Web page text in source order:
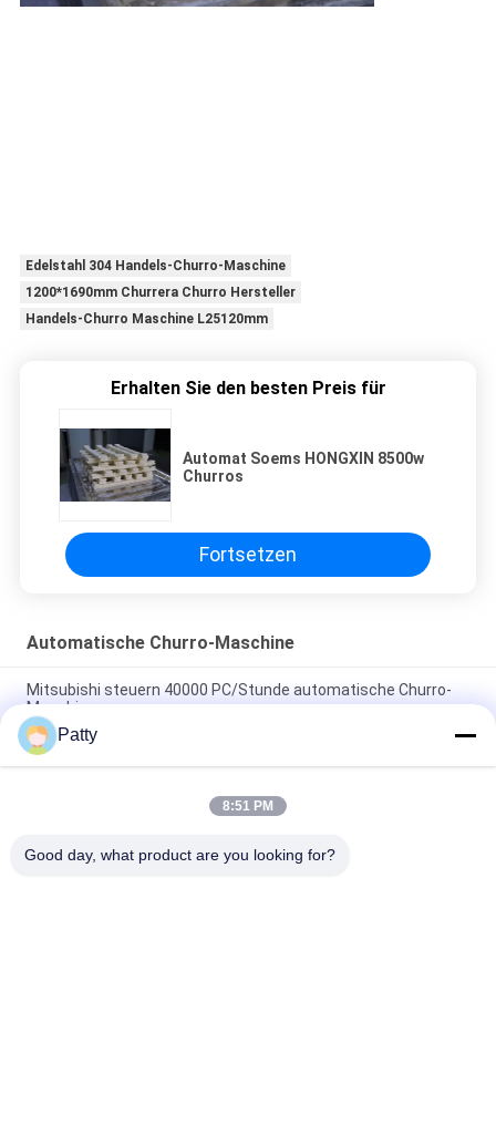
Edelstahl 304 Handels-Churro-Maschine
1200*1690mm Churrera Churro Hersteller
Handels-Churro Maschine L25120mm
Erhalten Sie den besten Preis für
Automat Soems HONGXIN 8500w
Churros
Fortsetzen
Automatische Churro-Maschine
Mitsubishi steuern 40000 PC/Stunde automatische Churro-
Maschine
Trichter 1.5KW zwei Churro-Nahrungsmittelmit einer kruste
bedeckende Maschine
CER wendete 200 Kilogramm/Stunde automatische Churro-
Patty
8:51 PM
Good day, what product are you looking for?